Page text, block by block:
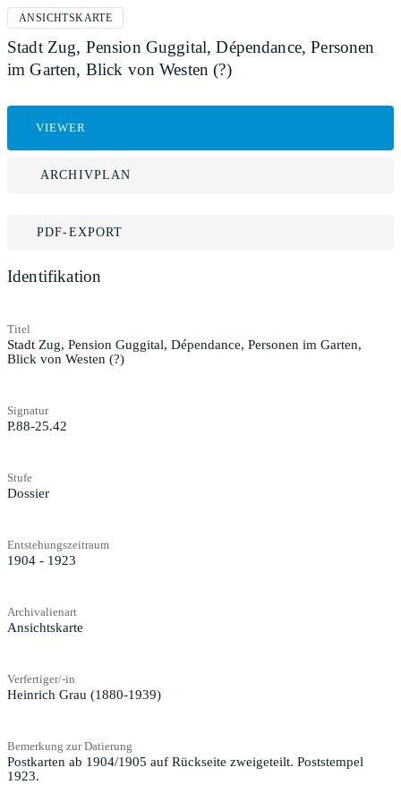
ANSICHTSKARTE
Stadt Zug, Pension Guggital, Dépendance, Personen
im Garten, Blick von Westen (?)
VIEWER
ARCHIVPLAN
PDF-EXPORT
Identifikation
Titel
Stadt Zug, Pension Guggital, Dépendance, Personen im Garten,
Blick von Westen (?)
Signatur
P.88-25.42
Stufe
Dossier
Entstehungszeitraum
1904 - 1923
Archivalienart
Ansichtskarte
Verfertiger/-in
Heinrich Grau (1880-1939)
Bemerkung zur Datierung
Postkarten ab 1904/1905 auf Rückseite zweigeteilt. Poststempel
1923.